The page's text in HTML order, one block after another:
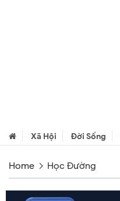
Xã Hội Đời Sống
Home Học Đường